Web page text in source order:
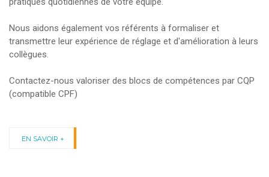
Nous aidons également vos référents à formaliser et
transmettre leur expérience de réglage et d'amélioration à leurs
collègues.
Contactez-nous valoriser des blocs de compétences par CQP
(compatible CPF)
EN SAVOIR +